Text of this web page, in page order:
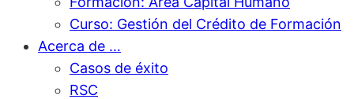
Curso: Gestión del Crédito de Formación
Acerca de …
Casos de éxito
RSC